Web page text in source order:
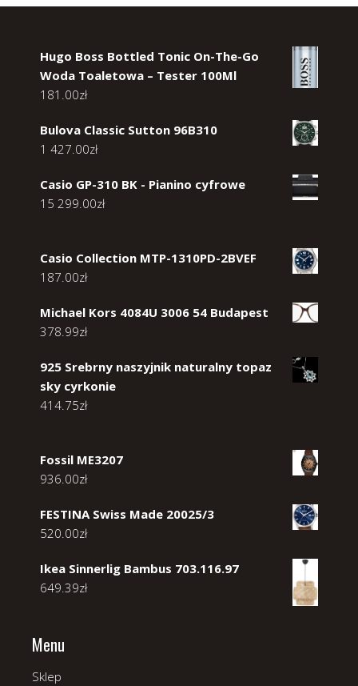
Hugo Boss Bottled Tonic On-The-Go
Woda Toaletowa – Tester 100Ml
181.00zł
Bulova Classic Sutton 96B310
1 427.00zł
Casio GP-310 BK - Pianino cyfrowe
15 299.00zł
Casio Collection MTP-1310PD-2BVEF
187.00zł
Michael Kors 4084U 3006 54 Budapest
378.99zł
925 Srebrny naszyjnik naturalny topaz
sky cyrkonie
414.75zł
Fossil ME3207
936.00zł
FESTINA Swiss Made 20025/3
520.00zł
Ikea Sinnerlig Bambus 703.116.97
649.39zł
Menu
Sklep